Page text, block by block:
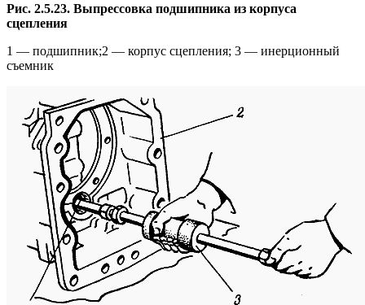
Рис. 2.5.23. Выпрессовка подшипника из корпуса
сцепления
1 — подшипник;2 — корпус сцепления; 3 — инерционный
съемник